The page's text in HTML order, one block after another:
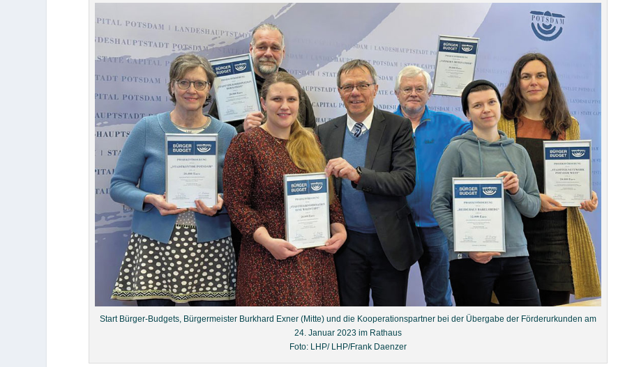
Start Bürger-Budgets, Bürgermeister Burkhard Exner (Mitte) und die Kooperationspartner bei der Übergabe der Förderurkunden am
24. Januar 2023 im Rathaus
Foto: LHP/ LHP/Frank Daenzer